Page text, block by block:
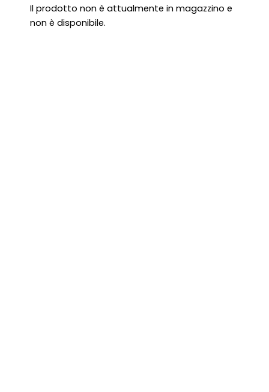
Il prodotto non è attualmente in magazzino e
non è disponibile.